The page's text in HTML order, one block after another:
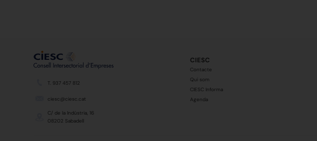
T. 937 457 812
ciesc@ciesc.cat
C/ de la Indústria, 16
08202 Sabadell
CIESC
Contacte
Qui som
CIESC Informa
Agenda